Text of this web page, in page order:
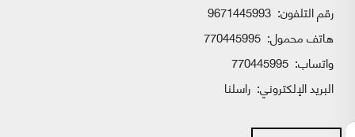
رقم التلفون: 9671445993
هاتف محمول: 770445995
واتساب:
البريد الإلكتروني: راسلنا